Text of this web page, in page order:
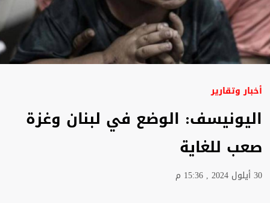
أخبار وتقارير
اليونيسف: الوضع في لبنان وغزة
صعب للغاية
30 أيلول 2024 , 15:36 م